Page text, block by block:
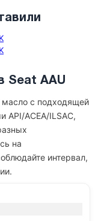
Seat AAU
масло с подходящей
API/ACEA/ILSAC,
на
интервал,